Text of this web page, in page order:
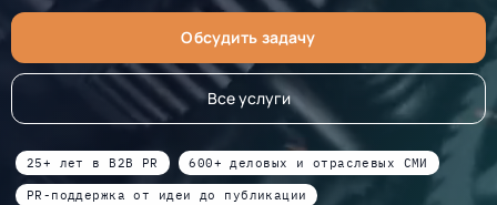
Обсудить задачу
Все услуги
25+ лет в B2B PR 600+ деловых и отраслевых СМИ
PR-поддержка от идеи до публикации